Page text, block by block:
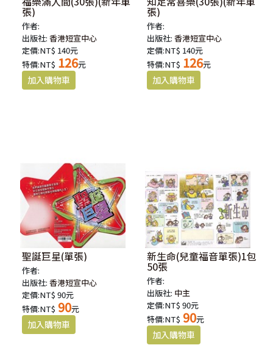
張)
作者:
出版社:香港短宣中心
定價:NT$ 140元
特價:NT$ 126元
張)
作者:
出版社:香港短宣中心
定價:NT$ 140元
特價:NT$ 126元
聖誕巨星(單張)
作者:
出版社:香港短宣中心
定價:NT$ 90元
特價:NT$ 90元
新生命(兒童福音單張)1包
50張
作者:
出版社: 中主
定價:NT$ 90元
特價:NT$ 90元